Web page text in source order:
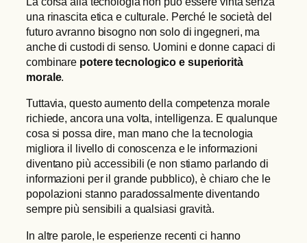
una rinascita etica e culturale. Perché le società del
futuro avranno bisogno non solo di ingegneri, ma
anche di custodi di senso. Uomini e donne capaci di
combinare potere tecnologico e superiorità
morale.
Tuttavia, questo aumento della competenza morale
richiede, ancora una volta, intelligenza. E qualunque
cosa si possa dire, man mano che la tecnologia
migliora il livello di conoscenza e le informazioni
diventano più accessibili (e non stiamo parlando di
informazioni per il grande pubblico), è chiaro che le
popolazioni stanno paradossalmente diventando
sempre più sensibili a qualsiasi gravità.
In altre parole, le esperienze recenti ci hanno